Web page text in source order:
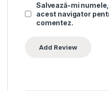
Salvează-mi
acest navigator
comentez.